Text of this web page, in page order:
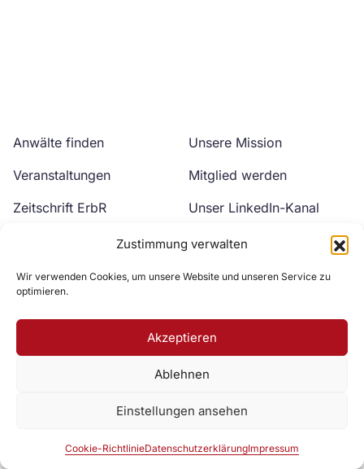
Zustimmung verwalten
Wir verwenden Cookies, um unsere Website und unseren Service zu
optimieren.
Akzeptieren
Ablehnen
Einstellungen ansehen
Cookie-RichtlinieDatenschutzerklärungImpressum
Anwälte finden
Veranstaltungen
Zeitschrift ErbR
Unsere Mission
Mitglied werden
Unser LinkedIn-Kanal
Unser YouTube-Kanal
Zur DAV Webseite